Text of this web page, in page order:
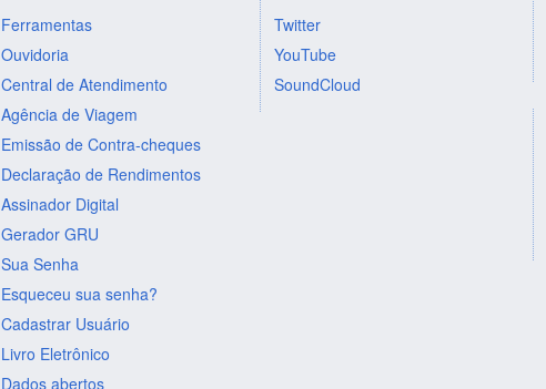
Ferramentas
Ouvidoria
Central de Atendimento
Agência de Viagem
Emissão de Contra-cheques
Declaração de Rendimentos
Assinador Digital
Gerador GRU
Sua Senha
Esqueceu sua senha?
Cadastrar Usuário
Livro Eletrônico
Dados abertos
Twitter
YouTube
SoundCloud